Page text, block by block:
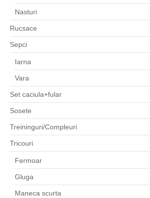
Nasturi
Rucsace
Sepci
Iarna
Vara
Set caciula+fular
Sosete
Treininguri/Compleuri
Tricouri
Fermoar
Gluga
Maneca scurta